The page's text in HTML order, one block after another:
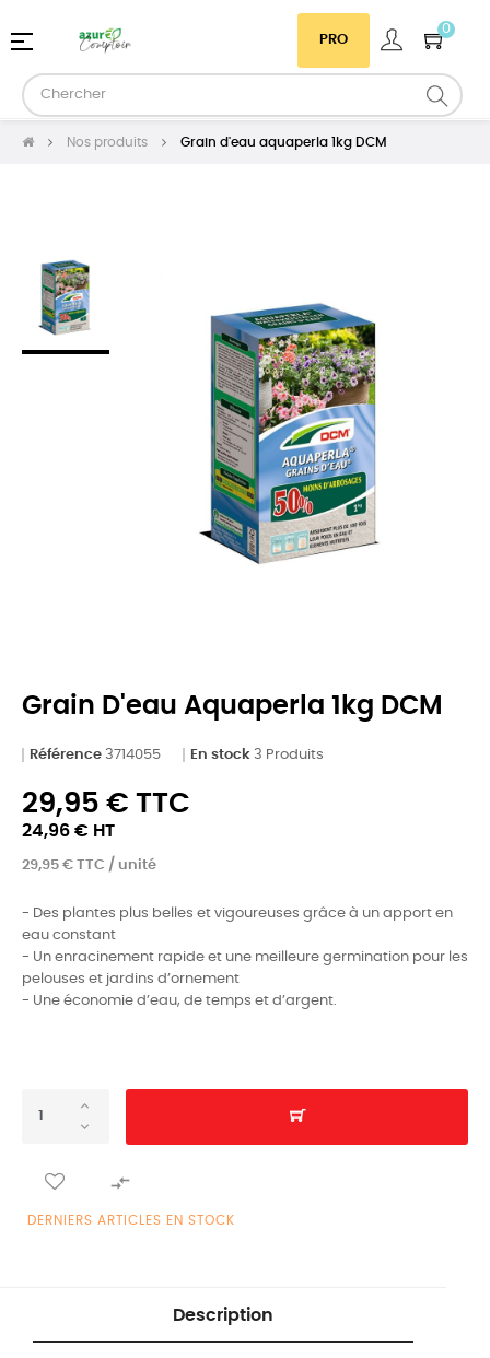
PRO
0
Basculer
navigation
☰
Nos produits Grain d'eau aquaperla 1kg DCM
Grain D'eau Aquaperla 1kg DCM
Référence 3714055 En stock 3 Produits
29,95 € TTC
24,96 € HT
29,95 € TTC / unité
- Des plantes plus belles et vigoureuses grâce à un apport en
eau constant
- Un enracinement rapide et une meilleure germination pour les
pelouses et jardins d’ornement
- Une économie d’eau, de temps et d’argent.

DERNIERS ARTICLES EN STOCK
Description